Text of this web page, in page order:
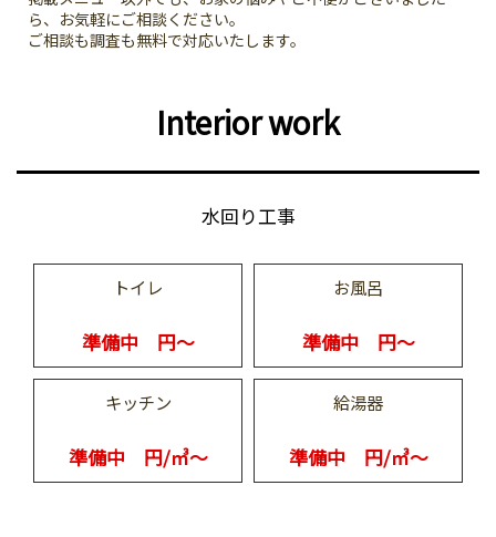
ら、お気軽にご相談ください。
ご相談も調査も無料で対応いたします。
Interior work
水回り工事
トイレ
準備中 円～
お風呂
準備中 円～
キッチン
準備中 円/㎥～
給湯器
準備中 円/㎥～